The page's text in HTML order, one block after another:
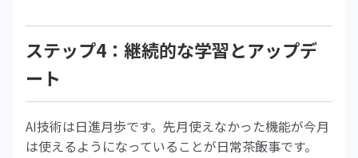
ステップ4：継続的な学習とアップデ
ート
AI技術は日進月歩です。先月使えなかった機能が今月
は使えるようになっていることが日常茶飯事です。